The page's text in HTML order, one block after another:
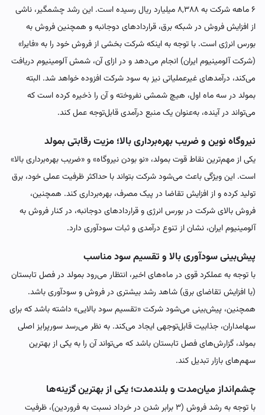
۶ ماهه شرکت به ۸,۳۸۸ میلیارد ریال رسیده است. این رشد چشمگیر، ناشی
از افزایش فروش در شبکه برق، قراردادهای دوجانبه و همچنین فروش به
بورس انرژی است. با توجه به اینکه شرکت بخشی از فروش خود را به «فایرا»
(شرکت آلومینیوم ایران) انجام می‌دهد و در ازای آن، شمش آلومینیوم دریافت
می‌کند، درآمدهای غیرعملیاتی نیز به سود شرکت افزوده خواهد شد. البته
بمولد در سه ماه اول، هیچ شمشی نفروخته و آن را ذخیره کرده است که
می‌تواند در آینده، به‌عنوان یک منبع درآمدی قابل‌توجه عمل کند.
نیروگاه نوین و ضریب بهره‌برداری بالا؛ مزیت رقابتی بمولد
یکی از مهم‌ترین نقاط قوت بمولد، «نو بودن نیروگاه» و «ضریب بهره‌برداری بالا»
است. این ویژگی باعث می‌شود شرکت بتواند با حداکثر ظرفیت عملی خود، برق
تولید کرده و از افزایش تقاضا در پیک مصرف، بهره‌برداری کند. همچنین،
فروش بالای شرکت در بورس انرژی و قراردادهای دوجانبه، در کنار فروش به
آلومینیوم ایران، نشان از تنوع درآمدی و ثبات سودآوری دارد.
پیش‌بینی سودآوری بالا و تقسیم سود مناسب
با توجه به عملکرد قوی در ماه‌های اخیر، انتظار می‌رود بمولد در فصل تابستان
(با افزایش تقاضای برق) شاهد رشد بیشتری در فروش و سودآوری باشد.
همچنین، پیش‌بینی می‌شود شرکت «تقسیم سود بالایی» داشته باشد که برای
سهامداران، جذابیت قابل‌توجهی ایجاد می‌کند. به نظر می‌رسد سورپرایز اصلی
بمولد، گزارش‌های فصل تابستان باشد که می‌تواند آن را به یکی از بهترین
سهم‌های بازار تبدیل کند.
چشم‌انداز میان‌مدت و بلندمدت؛ یکی از بهترین گزینه‌ها
با توجه به رشد فروش (۳ برابر شدن در خرداد نسبت به فروردین)، ظرفیت